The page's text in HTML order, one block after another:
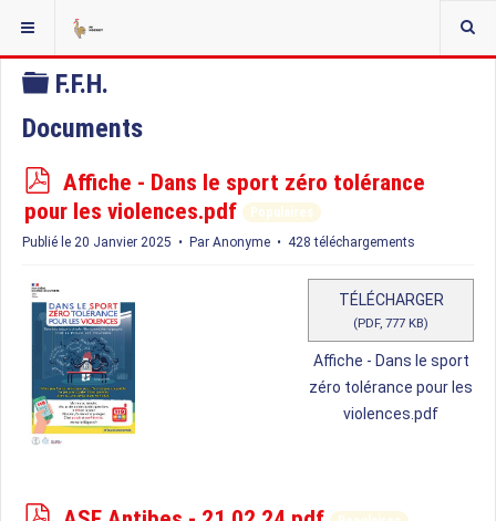
VOUS ÊTES ICI : F.F.H.
Dossier
F.F.H.
Documents
p
d
f
Affiche - Dans le sport zéro tolérance
pour les violences.pdf
Populaires
Publié le 20 Janvier 2025
Par Anonyme 428 téléchargements
TÉLÉCHARGER
(PDF, 777 KB)
Affiche - Dans le sport
zéro tolérance pour les
violences.pdf